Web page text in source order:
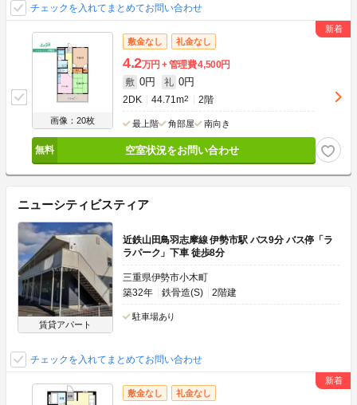
チェックを入れてまとめてお問い合わせ
画像：20枚
敷金なし 礼金なし
4.2万円 管理費4,500円
敷 0円 礼 0円
2DK 44.71m2 2階
最上階 角部屋 南向き
空室状況をお問い合わせ
ニューシティビスティア
賃貸アパート
近鉄山田鳥羽志摩線 伊勢市駅 バス9分 バス停「ラ
ラパーク」下車 徒歩8分
三重県伊勢市小木町
築32年
鉄骨造(S) 2階建
駐車場あり
チェックを入れてまとめてお問い合わせ
敷金なし 礼金なし